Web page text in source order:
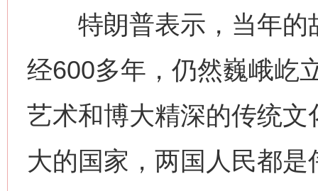
特朗普表示，当年的
经600多年，仍然巍峨屹
艺术和博大精深的传统
大的国家，两国人民都
这是一记警钟！ 谢